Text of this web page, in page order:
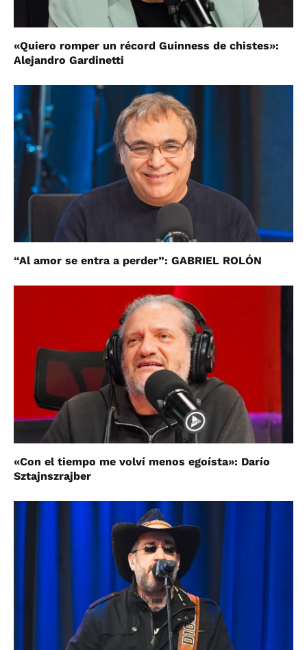
«Quiero romper un récord Guinness de chistes»:
Alejandro Gardinetti
“Al amor se entra a perder”: GABRIEL ROLÓN
«Con el tiempo me volví menos egoísta»: Darío
Sztajnszrajber